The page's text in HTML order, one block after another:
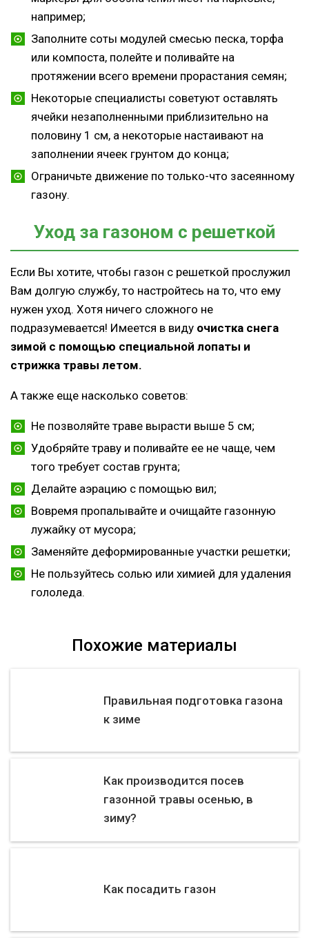
например;
Заполните соты модулей смесью песка, торфа
или компоста, полейте и поливайте на
протяжении всего времени прорастания семян;
Некоторые специалисты советуют оставлять
ячейки незаполненными приблизительно на
половину 1 см, а некоторые настаивают на
заполнении ячеек грунтом до конца;
Ограничьте движение по только-что засеянному
газону.
Уход за газоном с решеткой
Если Вы хотите, чтобы газон с решеткой прослужил
Вам долгую службу, то настройтесь на то, что ему
нужен уход. Хотя ничего сложного не
подразумевается! Имеется в виду очистка снега
зимой с помощью специальной лопаты и
стрижка травы летом.
А также еще насколько советов:
Не позволяйте траве вырасти выше 5 см;
Удобряйте траву и поливайте ее не чаще, чем
того требует состав грунта;
Делайте аэрацию с помощью вил;
Вовремя пропалывайте и очищайте газонную
лужайку от мусора;
Заменяйте деформированные участки решетки;
Не пользуйтесь солью или химией для удаления
гололеда.
Похожие материалы
Правильная подготовка газона
к зиме
Как производится посев
газонной травы осенью, в
зиму?
Как посадить газон